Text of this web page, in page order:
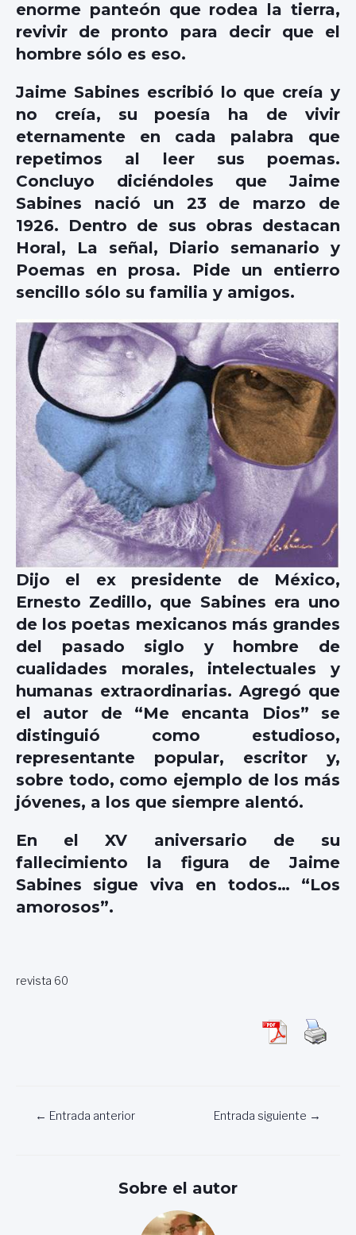
enorme panteón que rodea la tierra,
revivir de pronto para decir que el
hombre sólo es eso.
Jaime Sabines escribió lo que creía y
no creía, su poesía ha de vivir
eternamente en cada palabra que
repetimos al leer sus poemas.
Concluyo diciéndoles que Jaime
Sabines nació un 23 de marzo de
1926. Dentro de sus obras destacan
Horal, La señal, Diario semanario y
Poemas en prosa. Pide un entierro
sencillo sólo su familia y amigos.
Dijo el ex presidente de México,
Ernesto Zedillo, que Sabines era uno
de los poetas mexicanos más grandes
del pasado siglo y hombre de
cualidades morales, intelectuales y
humanas extraordinarias. Agregó que
el autor de “Me encanta Dios” se
distinguió como estudioso,
representante popular, escritor y,
sobre todo, como ejemplo de los más
jóvenes, a los que siempre alentó.
En el XV aniversario de su
fallecimiento la figura de Jaime
Sabines sigue viva en todos… “Los
amorosos”.
revista 60
Navegación
← Entrada anterior Entrada siguiente →
Sobre el autor